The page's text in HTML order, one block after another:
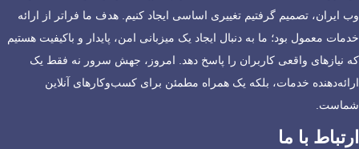
وب ایران، تصمیم گرفتیم تغییری اساسی ایجاد کنیم. هدف ما فراتر از ارائه
خدمات معمول بود؛ ما به دنبال ایجاد یک میزبانی امن، پایدار و باکیفیت هستیم
که نیازهای واقعی کاربران را پاسخ دهد. امروز، جهش سرور نه فقط یک
ارائه‌دهنده خدمات، بلکه یک همراه مطمئن برای کسب‌وکارهای آنلاین
شماست.
ارتباط با ما